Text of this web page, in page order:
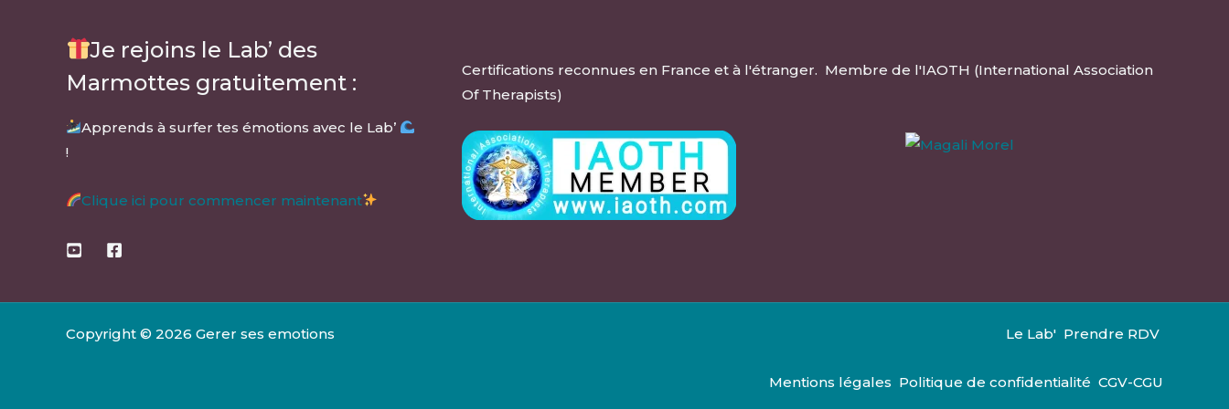
Je rejoins le Lab’ des
Marmottes gratuitement :
Apprends à surfer tes émotions avec le Lab’
!
Clique ici pour commencer maintenant
Certifications reconnues en France et à l'étranger. Membre de l'IAOTH (International Association
Of Therapists)
Copyright © 2026 Gerer ses emotions Le Lab' Prendre RDV
Mentions légales Politique de confidentialité CGV-CGU